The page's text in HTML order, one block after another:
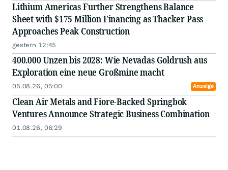
Lithium Americas Further Strengthens Balance
Sheet with $175 Million Financing as Thacker Pass
Approaches Peak Construction
gestern 12:45
400.000 Unzen bis 2028: Wie Nevadas Goldrush aus
Exploration eine neue Großmine macht
05.08.26, 05:00 Anzeige
Clean Air Metals and Fiore-Backed Springbok
Ventures Announce Strategic Business Combination
01.08.26, 06:29